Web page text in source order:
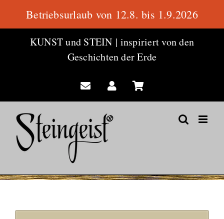
KUNST und STEIN | inspiriert von den
Geschichten der Erde
Betriebsurlaub von 12.8. bis 1.9.2026